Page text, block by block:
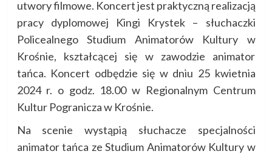
utwory filmowe. Koncert jest praktyczną realizacją
pracy dyplomowej Kingi Krystek – słuchaczki
Policealnego Studium Animatorów Kultury w
Krośnie, kształcącej się w zawodzie animator
tańca. Koncert odbędzie się w dniu 25 kwietnia
2024 r. o godz. 18.00 w Regionalnym Centrum
Kultur Pogranicza w Krośnie.
Na scenie wystąpią słuchacze specjalności
animator tańca ze Studium Animatorów Kultury w